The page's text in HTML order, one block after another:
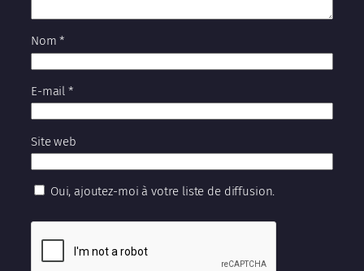
Nom*
E-mail *
Site web
Oui, ajoutez-moi à votre liste de diffusion.